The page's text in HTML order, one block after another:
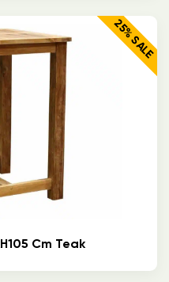
25% SALE
Cm Teak